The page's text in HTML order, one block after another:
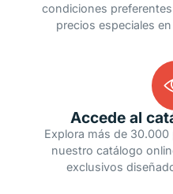
condiciones
precios especiales
Accede al
Explora más de
nuestro catálogo
exclusivos